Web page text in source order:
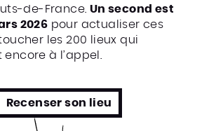
de-France. Un second est
2026 pour actualiser ces
les 200 lieux qui
à l’appel.
Recenser son lieu